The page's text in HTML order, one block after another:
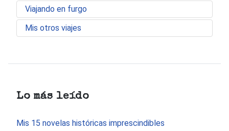
Viajando en furgo
Mis otros viajes
Lo más leído
Mis 15 novelas históricas imprescindibles